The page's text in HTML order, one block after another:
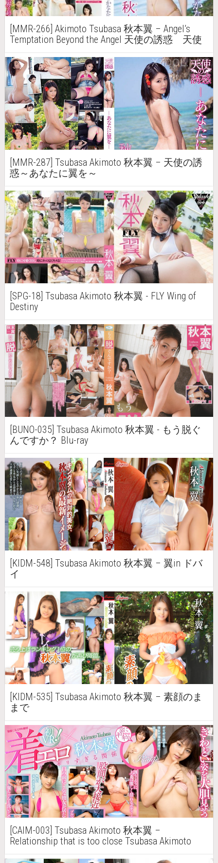
[MMR-266] Akimoto Tsubasa 秋本翼 – Angel’s
Temptation Beyond the Angel 天使の誘惑 天使
[MMR-287] Tsubasa Akimoto 秋本翼 – 天使の誘
惑～あなたに翼を～
[SPG-18] Tsubasa Akimoto 秋本翼 - FLY Wing of
Destiny
[BUNO-035] Tsubasa Akimoto 秋本翼 - もう脱ぐ
んですか？ Blu-ray
[KIDM-548] Tsubasa Akimoto 秋本翼 – 翼in ドバ
イ
[KIDM-535] Tsubasa Akimoto 秋本翼 – 素顔のま
まで
[CAIM-003] Tsubasa Akimoto 秋本翼 –
Relationship that is too close Tsubasa Akimoto